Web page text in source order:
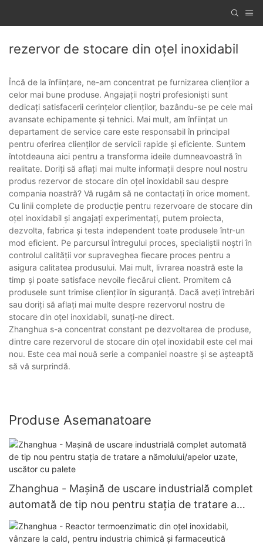
rezervor de stocare din oțel inoxidabil
Încă de la înființare, ne-am concentrat pe furnizarea clienților a
celor mai bune produse. Angajații noștri profesioniști sunt
dedicați satisfacerii cerințelor clienților, bazându-se pe cele mai
avansate echipamente și tehnici. Mai mult, am înființat un
departament de service care este responsabil în principal
pentru oferirea clienților de servicii rapide și eficiente. Suntem
întotdeauna aici pentru a transforma ideile dumneavoastră în
realitate. Doriți să aflați mai multe informații despre noul nostru
produs rezervor de stocare din oțel inoxidabil sau despre
compania noastră? Vă rugăm să ne contactați în orice moment.
Cu linii complete de producție pentru rezervoare de stocare din
oțel inoxidabil și angajați experimentați, putem proiecta,
dezvolta, fabrica și testa independent toate produsele într-un
mod eficient. Pe parcursul întregului proces, specialiștii noștri în
controlul calității vor supraveghea fiecare proces pentru a
asigura calitatea produsului. Mai mult, livrarea noastră este la
timp și poate satisface nevoile fiecărui client. Promitem că
produsele sunt trimise clienților în siguranță. Dacă aveți întrebări
sau doriți să aflați mai multe despre rezervorul nostru de
stocare din oțel inoxidabil, sunați-ne direct.
Zhanghua s-a concentrat constant pe dezvoltarea de produse,
dintre care rezervorul de stocare din oțel inoxidabil este cel mai
nou. Este cea mai nouă serie a companiei noastre și se așteaptă
să vă surprindă.
Produse Asemanatoare
Zhanghua - Mașină de uscare industrială complet
automată de tip nou pentru stația de tratare a
nămolului/apelor uzate, uscător cu palete